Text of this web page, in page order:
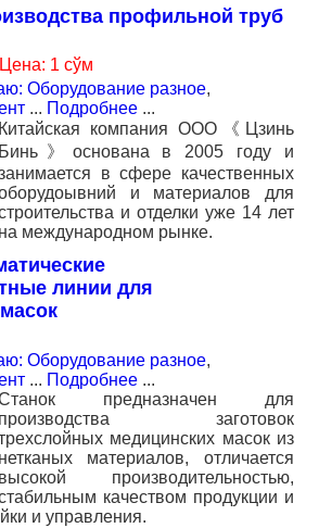
профильной труб
Цена: 1 сўм
Оборудование разное,
... Подробнее ...
Китайская компания ООО《Цзинь
Бинь》основана в 2005 году и
в сфере качественных
и материалов для
и отделки уже 14 лет
на международном рынке.
линии для
Оборудование разное,
... Подробнее ...
предназначен для
производства заготовок
медицинских масок из
нетканых материалов, отличается
высокой производительностью,
качеством продукции и
и управления.